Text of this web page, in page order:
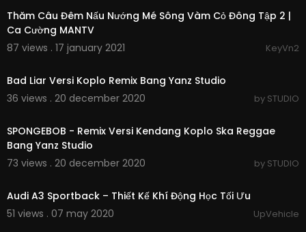
Thăm Câu Đêm Nấu Nướng Mé Sông Vàm Cỏ Đông Tập 2 |
Ca Cường MANTV
87 views . 17 january 2021
KeyVn2
Bad Liar Versi Koplo Remix Bang Yanz Studio
36 views . 20 december 2020
by STUDIO
SPONGEBOB - Remix Versi Kendang Koplo Ska Reggae
Bang Yanz Studio
73 views . 20 december 2020
by STUDIO
Audi A3 Sportback – Thiết Kế Khí Động Học Tối Ưu
51 views . 07 may 2020
UpVehicle